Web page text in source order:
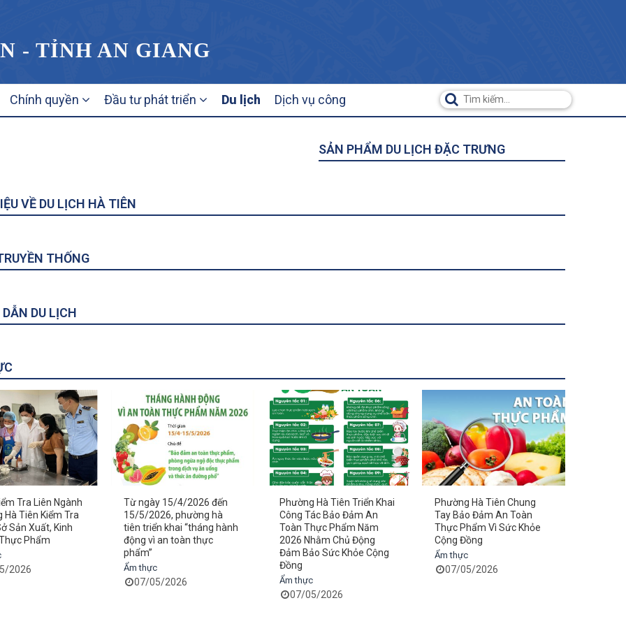
- TỈNH AN GIANG
Chính quyền Đầu tư phát triển Du lịch Dịch vụ công
Xứ Phú Quốc Khu Du Lịch Núi Cấm
SẢN PHẨM DU LỊCH ĐẶC TRƯNG
VỀ DU LỊCH HÀ TIÊN
THỐNG
DU LỊCH
Tra Liên Ngành
Hà Tiên Kiểm Tra
Sản Xuất, Kinh
Phẩm
2026
Từ ngày 15/4/2026 đến
15/5/2026, phường hà
tiên triển khai “tháng hành
động vì an toàn thực
phẩm”
Ẩm thực
07/05/2026
Phường Hà Tiên Triển Khai
Công Tác Bảo Đảm An
Toàn Thực Phẩm Năm
2026 Nhằm Chủ Động
Đảm Bảo Sức Khỏe Cộng
Đồng
Ẩm thực
07/05/2026
Phường Hà Tiên Chung
Tay Bảo Đảm An Toàn
Thực Phẩm Vì Sức Khỏe
Cộng Đồng
Ẩm thực
07/05/2026